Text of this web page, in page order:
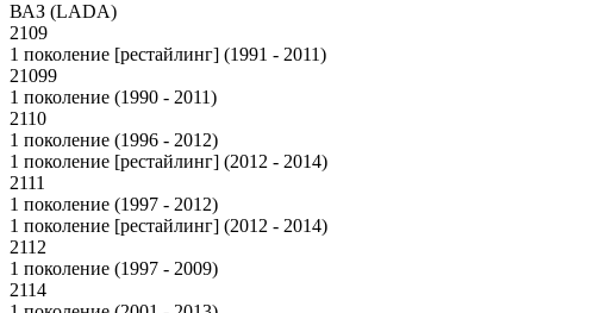
ВАЗ (LADA)
2109
1 поколение [рестайлинг] (1991 - 2011)
21099
1 поколение (1990 - 2011)
2110
1 поколение (1996 - 2012)
1 поколение [рестайлинг] (2012 - 2014)
2111
1 поколение (1997 - 2012)
1 поколение [рестайлинг] (2012 - 2014)
2112
1 поколение (1997 - 2009)
2114